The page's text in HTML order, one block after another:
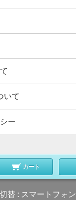
いて
ー
カート
替 : スマートフォン